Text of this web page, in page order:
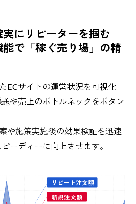
にリピーターを掴む
で「稼ぐ売り場」の精
ECサイトの運営状況を可視化
や売上のボトルネックをボタン
や施策実施後の効果検証を迅速
ーディーに向上させます。